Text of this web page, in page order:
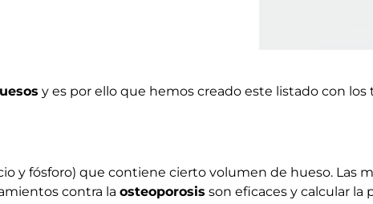
y es por ello que hemos creado este listado con
y fósforo) que contiene cierto volumen de hueso. Las
contra la osteoporosis son eficaces y calcular la